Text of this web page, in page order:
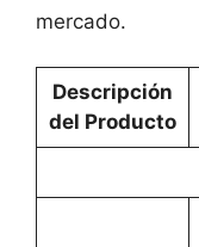
mercado.
Descripción
del Producto